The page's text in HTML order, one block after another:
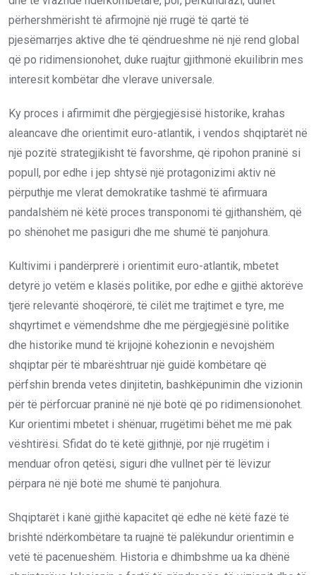
përhershmërisht të afirmojnë një rrugë të qartë të
pjesëmarrjes aktive dhe të qëndrueshme në një rend global
që po ridimensionohet, duke ruajtur gjithmonë ekuilibrin mes
interesit kombëtar dhe vlerave universale.
Ky proces i afirmimit dhe përgjegjësisë historike, krahas
aleancave dhe orientimit euro-atlantik, i vendos shqiptarët në
një pozitë strategjikisht të favorshme, që ripohon praninë si
popull, por edhe i jep shtysë një protagonizimi aktiv në
përputhje me vlerat demokratike tashmë të afirmuara
pandalshëm në këtë proces transponomi të gjithanshëm, që
po shënohet me pasiguri dhe me shumë të panjohura.
Kultivimi i pandërprerë i orientimit euro-atlantik, mbetet
detyrë jo vetëm e klasës politike, por edhe e gjithë aktorëve
tjerë relevantë shoqërorë, të cilët me trajtimet e tyre, me
shqyrtimet e vëmendshme dhe me përgjegjësinë politike
dhe historike mund të krijojnë kohezionin e nevojshëm
shqiptar për të mbarështruar një guidë kombëtare që
përfshin brenda vetes dinjitetin, bashkëpunimin dhe vizionin
për të përforcuar praninë në një botë që po ridimensionohet.
Kur orientimi mbetet i shënuar, rrugëtimi bëhet me më pak
vështirësi. Sfidat do të ketë gjithnjë, por një rrugëtim i
menduar ofron qetësi, siguri dhe vullnet për të lëvizur
përpara në një botë me shumë të panjohura.
Shqiptarët i kanë gjithë kapacitet që edhe në këtë fazë të
brishtë ndërkombëtare ta ruajnë të palëkundur orientimin e
vetë të pacenueshëm. Historia e dhimbshme ua ka dhënë